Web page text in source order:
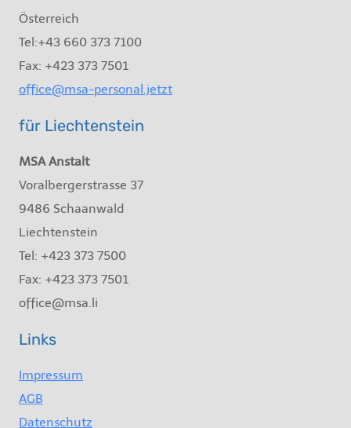
Österreich
Tel:+43 660 373 7100
Fax: +423 373 7501
office@msa-personal.jetzt
für Liechtenstein
MSA Anstalt
Voralbergerstrasse 37
9486 Schaanwald
Liechtenstein
Tel: +423 373 7500
Fax: +423 373 7501
office@msa.li
Links
Impressum
AGB
Datenschutz